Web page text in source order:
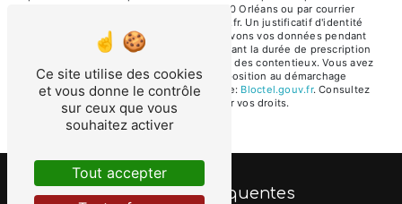
l'adresse 1, rue des Chabassières , 45000 Orléans ou par courrier
électronique à l'adresse acdo@wanadoo.fr. Un justificatif d'identité
pourra vous être demandé. Nous conservons vos données pendant
la période de prise de contact puis pendant la durée de prescription
légale aux fins probatoires et de gestion des contentieux. Vous avez
le droit de vous inscrire sur la liste d'opposition au démarchage
téléphonique, disponible à cette adresse:
Bloctel.gouv.fr. Consultez
le site cnil.fr pour plus d’informations sur vos droits.
Recherches fréquentes
Ce site utilise des cookies
et vous donne le contrôle
sur ceux que vous
souhaitez activer
Tout accepter